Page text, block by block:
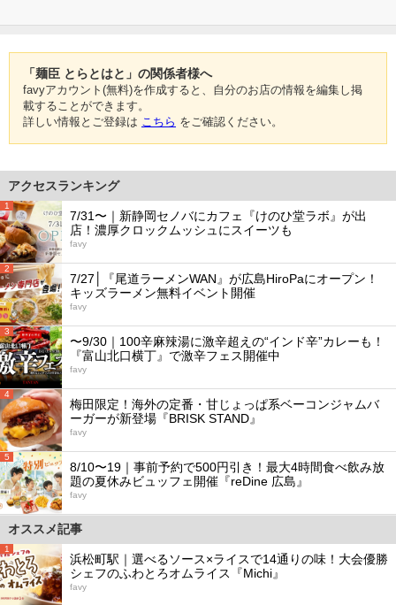
「麺臣 とらとはと」の関係者様へ
favyアカウント(無料)を作成すると、自分のお店の情報を編集し掲
載することができます。
詳しい情報とご登録は こちら をご確認ください。
アクセスランキング
1
7/31〜｜新静岡セノバにカフェ『けのひ堂ラボ』が出
店！濃厚クロックムッシュにスイーツも
favy
2
7/27│『尾道ラーメンWAN』が広島HiroPaにオープン！
キッズラーメン無料イベント開催
favy
3
〜9/30｜100辛麻辣湯に激辛超えの“インド辛”カレーも！
『富山北口横丁』で激辛フェス開催中
favy
4
梅田限定！海外の定番・甘じょっぱ系ベーコンジャムバ
ーガーが新登場『BRISK STAND』
favy
5
8/10〜19｜事前予約で500円引き！最大4時間食べ飲み放
題の夏休みビュッフェ開催『reDine 広島』
favy
オススメ記事
1
浜松町駅｜選べるソース×ライスで14通りの味！大会優勝
シェフのふわとろオムライス『Michi』
favy